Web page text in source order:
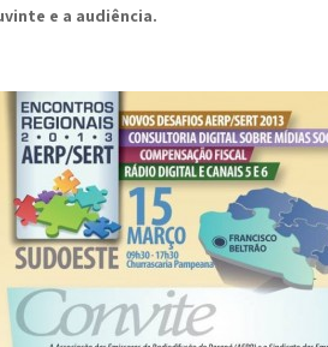
e a audiência.